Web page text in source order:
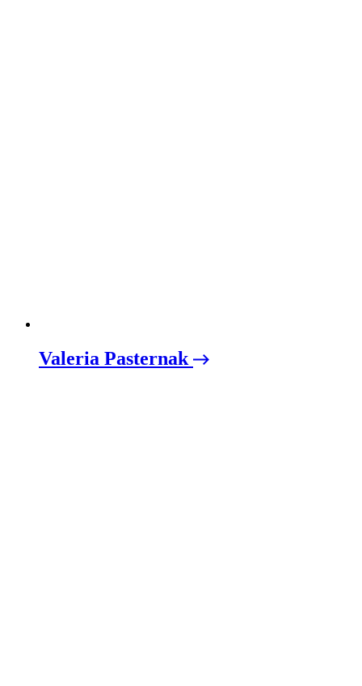
Valeria Pasternak